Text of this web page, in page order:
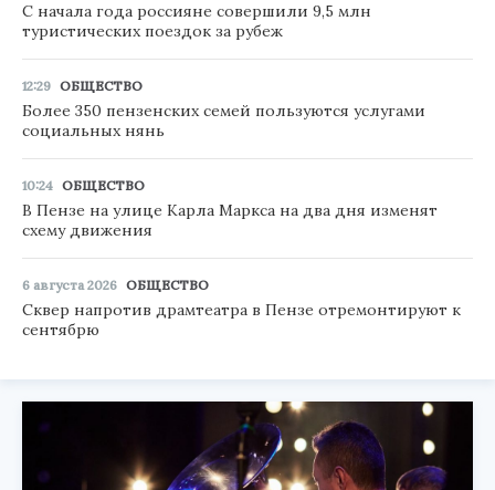
С начала года россияне совершили 9,5 млн
туристических поездок за рубеж
12:29 ОБЩЕСТВО
Более 350 пензенских семей пользуются услугами
социальных нянь
10:24 ОБЩЕСТВО
В Пензе на улице Карла Маркса на два дня изменят
схему движения
6 августа 2026 ОБЩЕСТВО
Сквер напротив драмтеатра в Пензе отремонтируют к
сентябрю